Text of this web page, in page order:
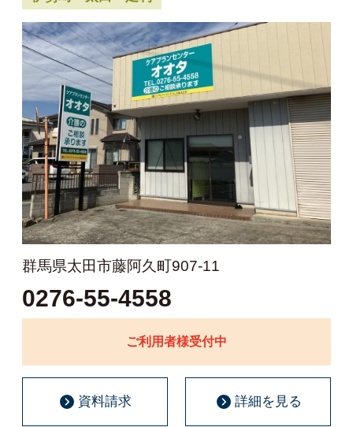
群馬県太田市藤阿久町907-11
0276-55-4558
ご利用者様受付中
資料請求 詳細を見る